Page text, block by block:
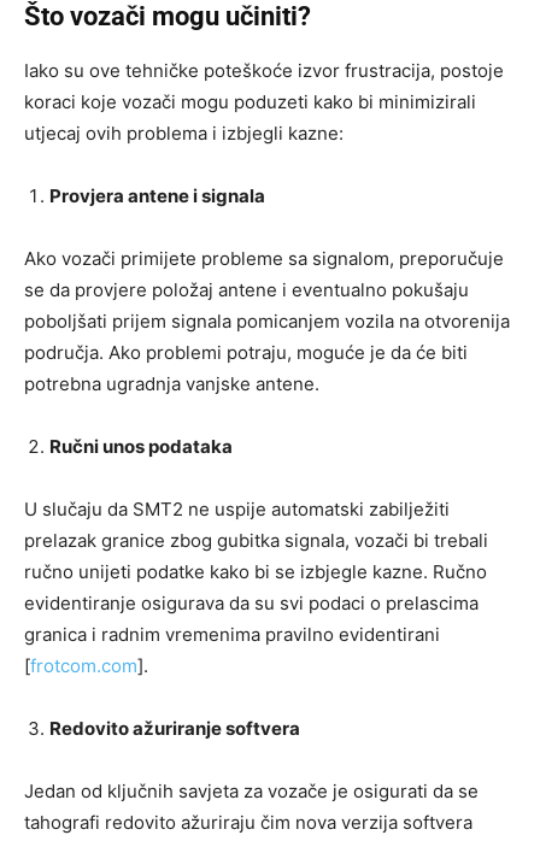
Što vozači mogu učiniti?
Iako su ove tehničke poteškoće izvor frustracija, postoje
koraci koje vozači mogu poduzeti kako bi minimizirali
utjecaj ovih problema i izbjegli kazne:
Provjera antene i signala
Ako vozači primijete probleme sa signalom, preporučuje
se da provjere položaj antene i eventualno pokušaju
poboljšati prijem signala pomicanjem vozila na otvorenija
područja. Ako problemi potraju, moguće je da će biti
potrebna ugradnja vanjske antene.
Ručni unos podataka
U slučaju da SMT2 ne uspije automatski zabilježiti
prelazak granice zbog gubitka signala, vozači bi trebali
ručno unijeti podatke kako bi se izbjegle kazne. Ručno
evidentiranje osigurava da su svi podaci o prelascima
granica i radnim vremenima pravilno evidentirani
[frotcom.com].
Redovito ažuriranje softvera
Jedan od ključnih savjeta za vozače je osigurati da se
tahografi redovito ažuriraju čim nova verzija softvera